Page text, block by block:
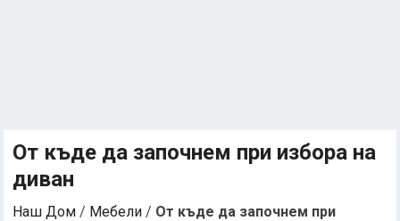
От къде да започнем при избора на
диван
Наш Дом / Мебели / От къде да започнем при